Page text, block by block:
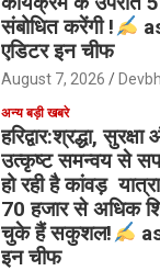
संबोधित करेंगी !
एडिटर इन चीफ
August 7, 2026
अन्य बड़ी खबरे
हरिद्वार:श्रद्धा,
उत्कृष्ट समन्वय से
हो रही है कांवड़
70 हजार से अधिक
चुके हैं सकुशल!
इन चीफ